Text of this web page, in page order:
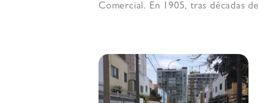
Comercial. En 1905, tras décadas